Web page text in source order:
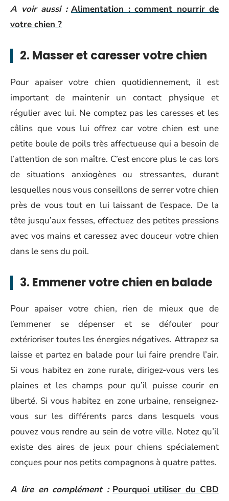
A voir aussi : Alimentation : comment nourrir de
votre chien ?
2. Masser et caresser votre chien
Pour apaiser votre chien quotidiennement, il est
important de maintenir un contact physique et
régulier avec lui. Ne comptez pas les caresses et les
câlins que vous lui offrez car votre chien est une
petite boule de poils très affectueuse qui a besoin de
l’attention de son maître. C’est encore plus le cas lors
de situations anxiogènes ou stressantes, durant
lesquelles nous vous conseillons de serrer votre chien
près de vous tout en lui laissant de l’espace. De la
tête jusqu’aux fesses, effectuez des petites pressions
avec vos mains et caressez avec douceur votre chien
dans le sens du poil.
3. Emmener votre chien en balade
Pour apaiser votre chien, rien de mieux que de
l’emmener se dépenser et se défouler pour
extérioriser toutes les énergies négatives. Attrapez sa
laisse et partez en balade pour lui faire prendre l’air.
Si vous habitez en zone rurale, dirigez-vous vers les
plaines et les champs pour qu’il puisse courir en
liberté. Si vous habitez en zone urbaine, renseignez-
vous sur les différents parcs dans lesquels vous
pouvez vous rendre au sein de votre ville. Notez qu’il
existe des aires de jeux pour chiens spécialement
conçues pour nos petits compagnons à quatre pattes.
A lire en complément : Pourquoi utiliser du CBD